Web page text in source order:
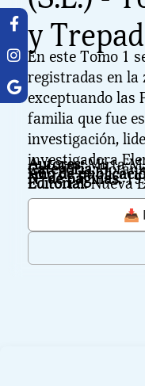
y
En este Tomo 1
registradas en la
exceptuando las
familia que fue
investigación,
investigadora
Autores:Mirta M.
Categoría:
Año de
N° de páginas:
Editorial:Nueva
📥